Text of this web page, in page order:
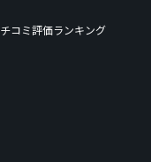
コミ評価ランキング